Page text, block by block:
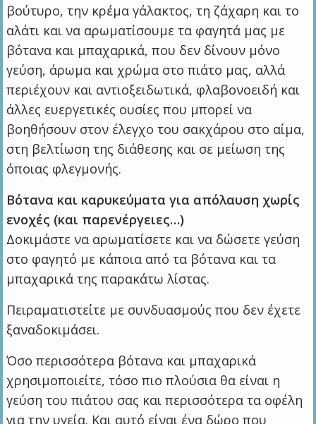
βούτυρο, την κρέμα γάλακτος, τη ζάχαρη και το
αλάτι και να αρωματίσουμε τα φαγητά μας με
βότανα και μπαχαρικά, που δεν δίνουν μόνο
γεύση, άρωμα και χρώμα στο πιάτο μας, αλλά
περιέχουν και αντιοξειδωτικά, φλαβονοειδή και
άλλες ευεργετικές ουσίες που μπορεί να
βοηθήσουν στον έλεγχο του σακχάρου στο αίμα,
στη βελτίωση της διάθεσης και σε μείωση της
όποιας φλεγμονής.
Βότανα και καρυκεύματα για απόλαυση χωρίς
ενοχές (και παρενέργειες…)
Δοκιμάστε να αρωματίσετε και να δώσετε γεύση
στο φαγητό με κάποια από τα βότανα και τα
μπαχαρικά της παρακάτω λίστας.
Πειραματιστείτε με συνδυασμούς που δεν έχετε
ξαναδοκιμάσει.
Όσο περισσότερα βότανα και μπαχαρικά
χρησιμοποιείτε, τόσο πιο πλούσια θα είναι η
γεύση του πιάτου σας και περισσότερα τα οφέλη
για την υγεία. Και αυτό είναι ένα δώρο που